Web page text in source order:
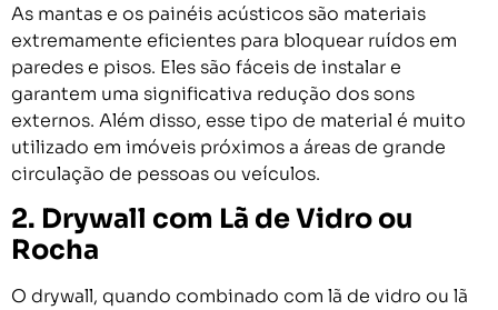
As mantas e os painéis acústicos são materiais
extremamente eficientes para bloquear ruídos em
paredes e pisos. Eles são fáceis de instalar e
garantem uma significativa redução dos sons
externos. Além disso, esse tipo de material é muito
utilizado em imóveis próximos a áreas de grande
circulação de pessoas ou veículos.
2. Drywall com Lã de Vidro ou
Rocha
O drywall, quando combinado com lã de vidro ou lã